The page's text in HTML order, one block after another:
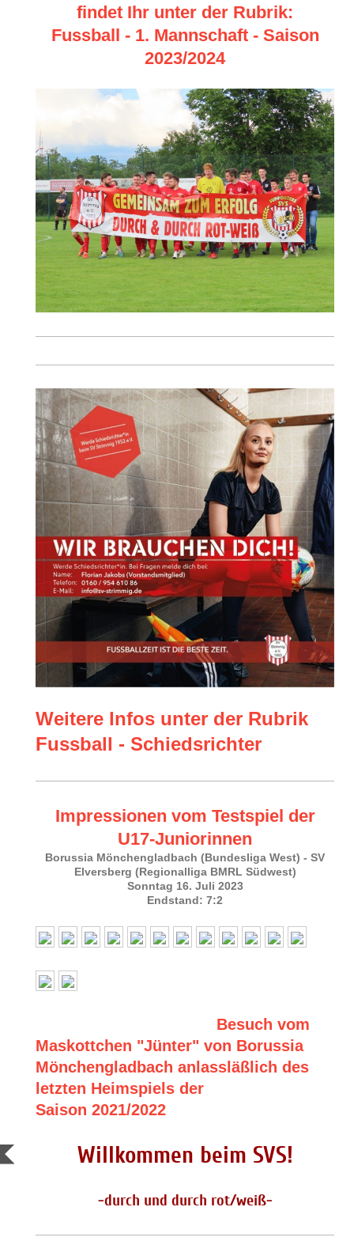
findet Ihr unter der Rubrik:
Fussball - 1. Mannschaft - Saison
2023/2024
Weitere Infos unter der Rubrik
Fussball - Schiedsrichter
Impressionen vom Testspiel der
U17-Juniorinnen
Borussia Mönchengladbach (Bundesliga West) - SV
Elversberg (Regionalliga BMRL Südwest)
Sonntag 16. Juli 2023
Endstand: 7:2
Besuch vom
Maskottchen "Jünter" von Borussia
Mönchengladbach anlassläßlich des
letzten Heimspiels der
Saison 2021/2022
Willkommen beim SVS!
-durch und durch rot/weiß-